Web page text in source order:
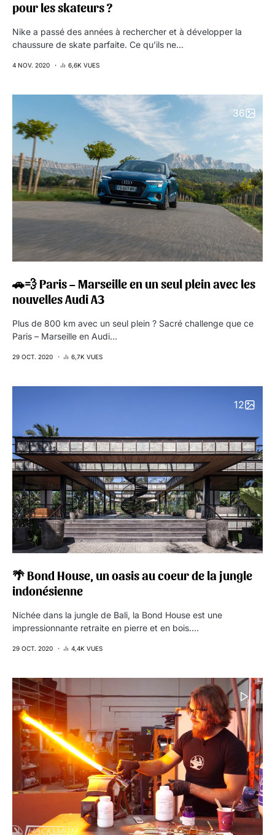
pour les skateurs ?
Nike a passé des années à rechercher et à développer la
chaussure de skate parfaite. Ce qu’ils ne…
4 NOV. 2020 6,6K VUES
36
🚗💨 Paris – Marseille en un seul plein avec les
nouvelles Audi A3
Plus de 800 km avec un seul plein ? Sacré challenge que ce
Paris – Marseille en Audi…
29 OCT. 2020 6,7K VUES
12
🌴 Bond House, un oasis au coeur de la jungle
indonésienne
Nichée dans la jungle de Bali, la Bond House est une
impressionnante retraite en pierre et en bois.…
29 OCT. 2020 4,4K VUES